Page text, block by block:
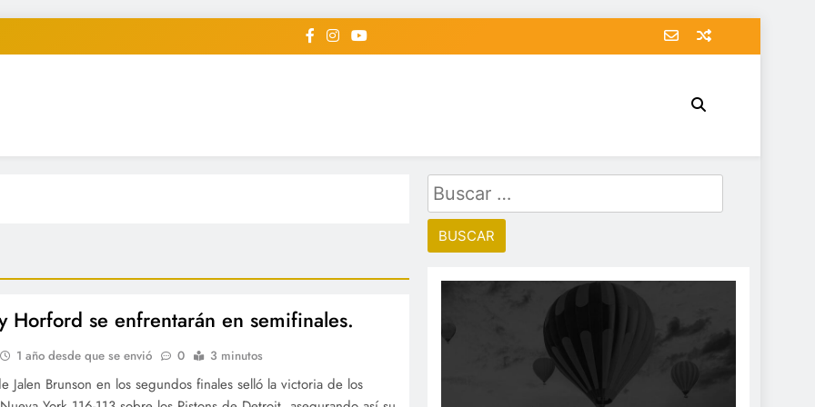
Deportivo Digital"
#deportealdiaperiodico
Horford se enfrentarán en semifinales.
1 año desde que se envió 0 3 minutos
Jalen Brunson en los segundos finales selló la victoria de los
Buscar: